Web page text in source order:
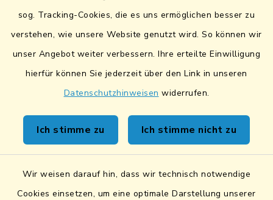
sog. Tracking-Cookies, die es uns ermöglichen besser zu
verstehen, wie unsere Website genutzt wird. So können wir
unser Angebot weiter verbessern. Ihre erteilte Einwilligung
hierfür können Sie jederzeit über den Link in unseren
Datenschutzhinweisen widerrufen.
Ich stimme zu Ich stimme nicht zu
Wir weisen darauf hin, dass wir technisch notwendige
Cookies einsetzen, um eine optimale Darstellung unserer
Lokales Bündnis für Familien
Fairtrade-Towns
Kontakt
Sicheres Kontaktformular
Sicherer Datentransfer